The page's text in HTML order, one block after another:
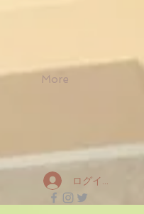
More
ログイン